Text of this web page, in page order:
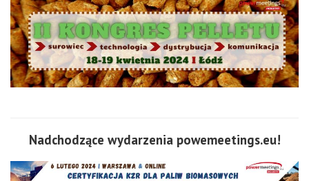
Nadchodzące wydarzenia powemeetings.eu!